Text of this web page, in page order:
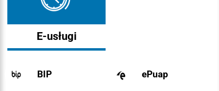
E-usługi
BIP ePuap